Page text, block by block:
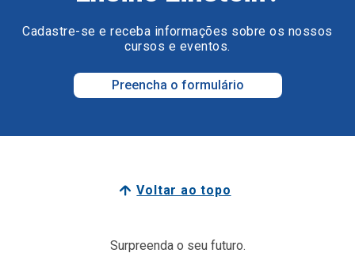
Cadastre-se e receba informações sobre os nossos
cursos e eventos.
Preencha o formulário
Voltar ao topo
Surpreenda o seu futuro.